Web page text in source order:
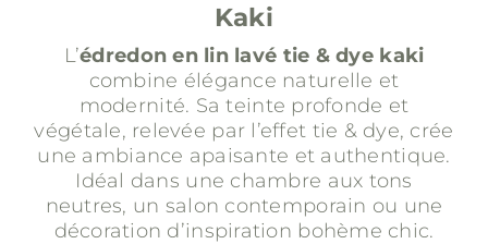
Kaki
L’édredon en lin lavé tie & dye kaki
combine élégance naturelle et
modernité. Sa teinte profonde et
végétale, relevée par l’effet tie & dye, crée
une ambiance apaisante et authentique.
Idéal dans une chambre aux tons
neutres, un salon contemporain ou une
décoration d’inspiration bohème chic.